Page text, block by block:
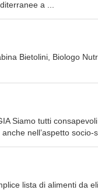
a ...
Bietolini, Biologo
Siamo tutti
nell’aspetto socio-
lista di alimenti da